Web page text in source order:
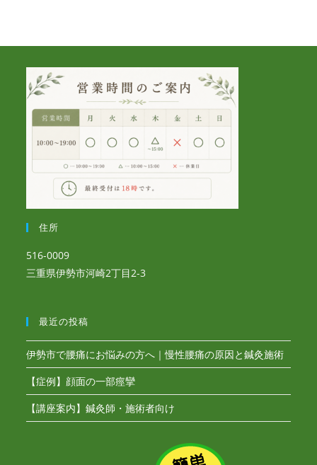
住所
516-0009
三重県伊勢市河崎2丁目2-3
最近の投稿
伊勢市で腰痛にお悩みの方へ｜慢性腰痛の原因と鍼灸施術
【症例】顔面の一部痙攣
【講座案内】鍼灸師・施術者向け